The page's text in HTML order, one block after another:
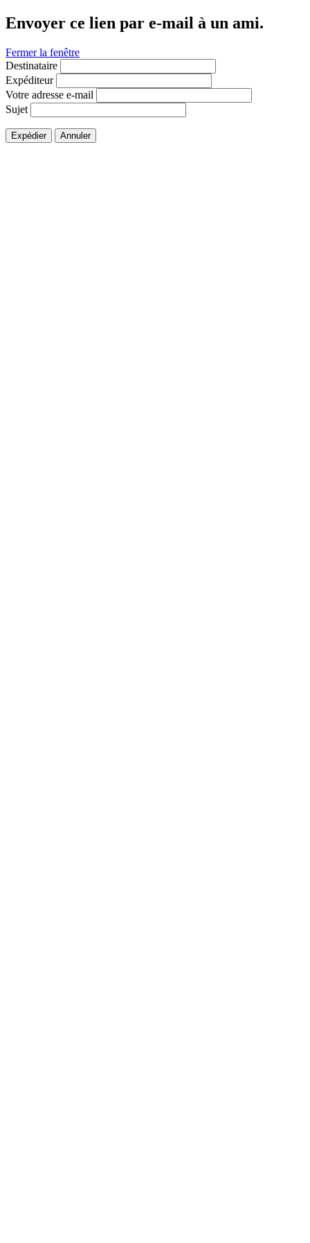
Envoyer ce lien par e-mail à un ami.
Fermer la fenêtre
Destinataire
Expéditeur
Votre adresse e-mail
Sujet
Expédier Annuler